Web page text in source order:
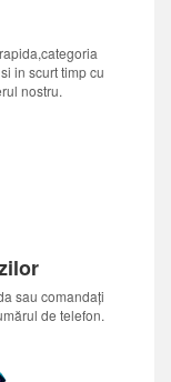
in scurt timp cu
nostru.
sau comandați
de telefon.